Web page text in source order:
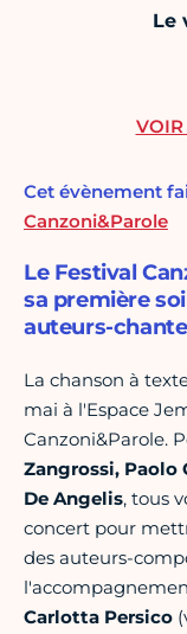
Le
Cet évènement
Canzoni&Parole
Le Festival
sa première
auteurs-
La chanson à
mai à l'Espace
Canzoni&Parole.
Zangrossi, Paolo
De Angelis, tous
concert pour
des auteurs-
Carlotta Persico
VOIR